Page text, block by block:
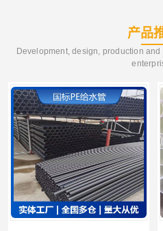
产品
Development, design, production